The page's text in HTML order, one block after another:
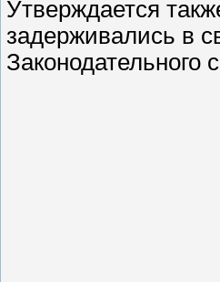
Утверждается
задерживались в